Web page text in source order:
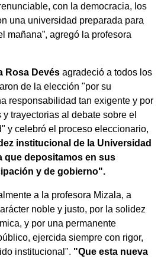
con la democracia, los
una universidad preparada para
mañana”, agregó la profesora
Rosa Devés agradeció a todos los
de la elección "por su
responsabilidad tan exigente y por
trayectorias al debate sobre el
y celebró el proceso eleccionario,
institucional de la Universidad
que depositamos en sus
y de gobierno".
a la profesora Mizala, a
noble y justo, por la solidez
y por una permanente
ejercida siempre con rigor,
institucional". "Que esta nueva